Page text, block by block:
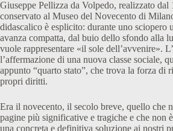
Giuseppe Pellizza da Volpedo, realizzato dal
conservato al Museo del Novecento di
didascalico è esplicito: durante uno sciopero
avanza compatta, dal buio dello sfondo alla
vuole rappresentare «il sole dell’avvenire».
l’affermazione di una nuova classe sociale,
appunto “quarto stato”, che trova la forza di
propri diritti.
Era il novecento, il secolo breve, quello che
pagine più significative e tragiche e che non
una concreta e definitiva soluzione ai nostri